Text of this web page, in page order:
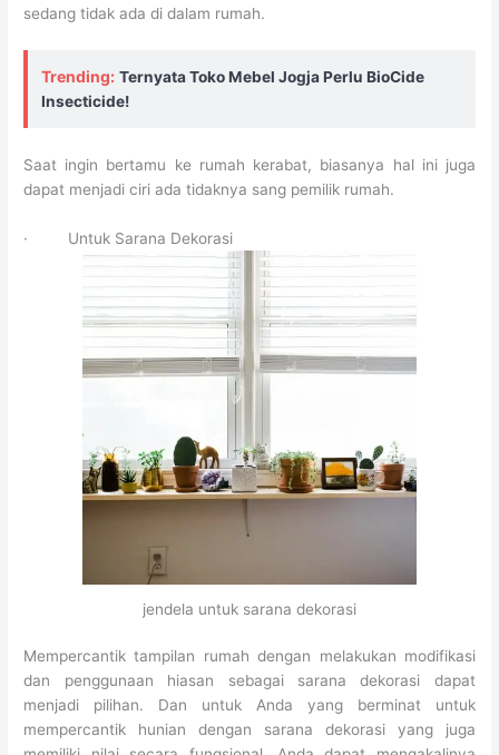
sedang tidak ada di dalam rumah.
Trending: Ternyata Toko Mebel Jogja Perlu BioCide
Insecticide!
Saat ingin bertamu ke rumah kerabat, biasanya hal ini juga
dapat menjadi ciri ada tidaknya sang pemilik rumah.
· Untuk Sarana Dekorasi
jendela untuk sarana dekorasi
Mempercantik tampilan rumah dengan melakukan modifikasi
dan penggunaan hiasan sebagai sarana dekorasi dapat
menjadi pilihan. Dan untuk Anda yang berminat untuk
mempercantik hunian dengan sarana dekorasi yang juga